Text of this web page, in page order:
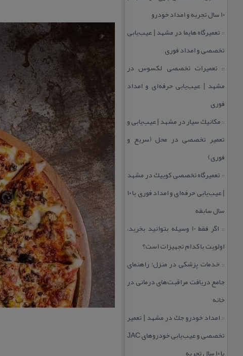
۱۰ سال تجربه و امداد خودرو
:: تعمیرگاه هایما در مشهد | عیب‌یابی
تخصصی و امداد فوری
:: تعمیرات تخصصی لكسوس در
مشهد | عیب‌یابی حرفه‌ای و امداد
فوری
:: مكانیك سیار در مشهد | عیب‌یابی و
تعمیر تخصصی در محل (سریع و
فوری)
:: تعمیرگاه تخصصی كوییك در مشهد
| عیب‌یابی حرفه‌ای و امداد فوری با ۱۰
سال سابقه
::
اگر فقط 10 وسیله بتوانید بخرید،
اولویت با كدام تجهیزات است؟
:: خدمات پزشكی در منزل؛ راهنمای
جامع دریافت مراقبت‌های درمانی در
خانه
:: امداد خودرو جك در مشهد | تعمیر
تخصصی و عیب‌یابی خودروهای JAC
با ۱۰ سال تجربه